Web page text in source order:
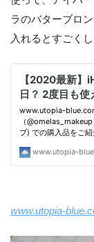
ラのバターブロ
入れるとすごく
www.utopia-